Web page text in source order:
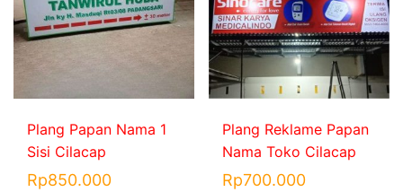
Plang Papan Nama 1
Sisi Cilacap
Rp850.000
Plang Reklame Papan
Nama Toko Cilacap
Rp700.000